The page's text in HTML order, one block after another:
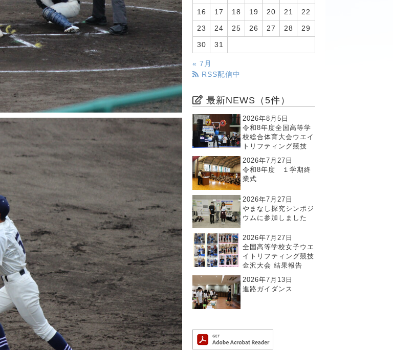
16 17 18 19 20 21 22
23 24 25 26 27 28 29
30 31
« 7月
RSS配信中
最新NEWS（5件）
2026年8月5日
令和8年度全国高等学
校総合体育大会ウエイ
トリフティング競技
2026年7月27日
令和8年度 １学期終
業式
2026年7月27日
やまなし探究シンポジ
ウムに参加しました
2026年7月27日
全国高等学校女子ウエ
イトリフティング競技
金沢大会 結果報告
2026年7月13日
進路ガイダンス